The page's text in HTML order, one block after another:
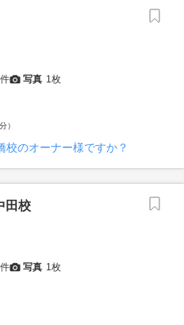
写真 1枚
）
校のオーナー様ですか？
田校
写真 1枚